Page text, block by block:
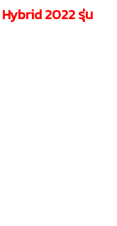
2022รุ่น